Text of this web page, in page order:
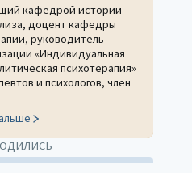
кафедрой истории
доцент кафедры
руководитель
«Индивидуальная
психотерапия»
и психологов, член